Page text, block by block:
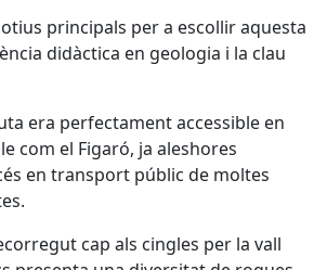
principals per a escollir aquesta
didàctica en geologia i la clau
era perfectament accessible en
com el Figaró, ja aleshores
en transport públic de moltes
cap als cingles per la vall